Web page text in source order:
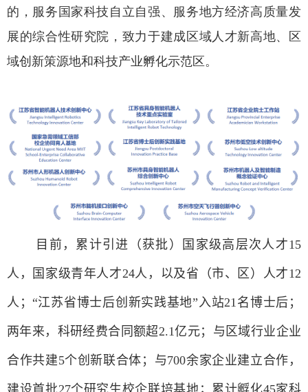
的，服务国家科技自立自强、服务地方经济高质量发
展的综合性研究院，致力于建成区域人才新高地、区
域创新策源地和科技产业孵化示范区。
目前，累计引进（获批）国家级高层次人才15
人，国家级青年人才24人，以及省（市、区）人才12
人；“江苏省博士后创新实践基地”入站21名博士后；
两年来，科研经费合同额超2.1亿元；与区域行业企业
合作共建5个创新联合体；与700余家企业建立合作，